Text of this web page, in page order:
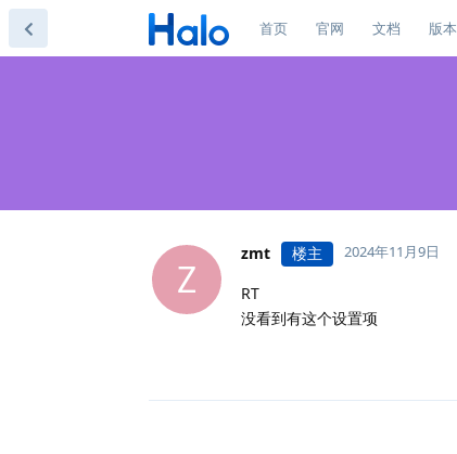
首页 官网 文档 版本
Z
zmt 楼主 2024年11月9日
RT
没看到有这个设置项